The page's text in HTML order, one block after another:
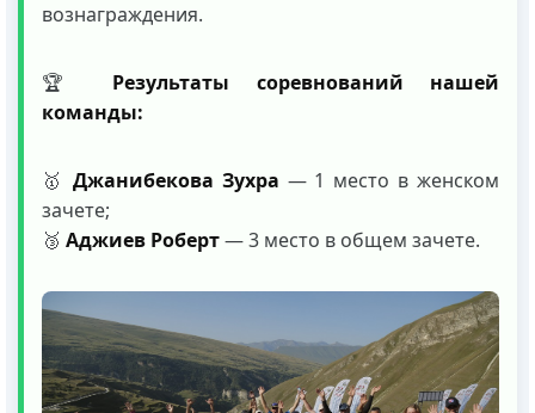
вознаграждения.
🏆 Результаты соревнований нашей
команды:
🥇 Джанибекова Зухра — 1 место в женском
зачете;
🥉 Аджиев Роберт— 3 место в общем зачете.